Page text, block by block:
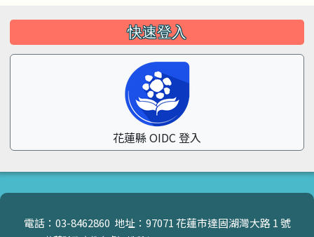
左邊區域內容 快速登入
花蓮縣 OIDC 登入
頁尾區域內容
電話：03-8462860 地址：97071 花蓮市達固湖灣大路 1 號